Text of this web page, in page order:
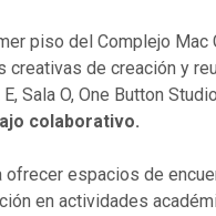
piso del Complejo Mac
creativas de creación y
Sala O, One Button
colaborativo.
ofrecer espacios de
en actividades